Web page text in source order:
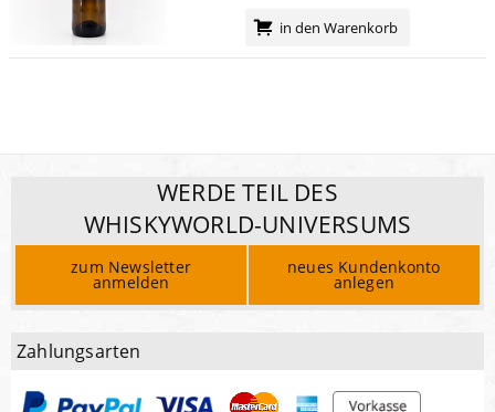
in den Warenkorb
WERDE TEIL DES
WHISKYWORLD-UNIVERSUMS
zum Newsletter
anmelden
neues Kundenkonto
anlegen
Zahlungsarten